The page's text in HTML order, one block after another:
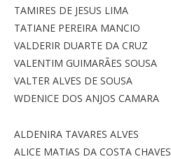
TAMIRES DE JESUS LIMA
TATIANE PEREIRA MANCIO
VALDERIR DUARTE DA CRUZ
VALENTIM GUIMARÃES SOUSA
VALTER ALVES DE SOUSA
WDENICE DOS ANJOS CAMARA
ALDENIRA TAVARES ALVES
ALICE MATIAS DA COSTA CHAVES